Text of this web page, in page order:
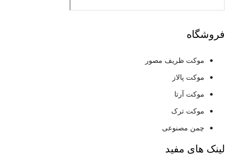
فروشگاه
موکت ظریف مصور
موکت پالاز
موکت آرتا
موکت ترک
چمن مصنوعی
لینک های مفید